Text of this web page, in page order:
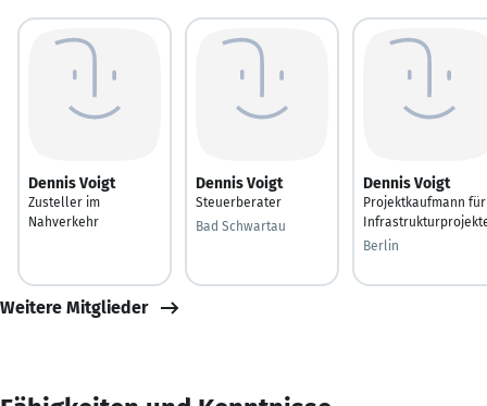
Dennis Voigt
Zusteller im
Nahverkehr
Dennis Voigt
Steuerberater
Bad Schwartau
Dennis Voigt
Projektkaufmann für
Berlin
Weitere Mitglieder